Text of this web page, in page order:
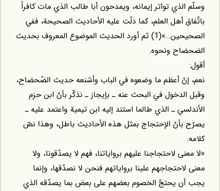
وسلّم الذي تواتر إيمانه، ويمدحون أبا طالب الذي مات كافراً
باتّفاق أهل العلم، كما دلّت عليه الأحاديث الصحيحة، ففي
الصحيحين…»(1) ثم أورد الحديث الموضوع المعروف بحديث
الضحضاح ونحوه.
أقول:
نعم، إنّ أعظم ما وضعوه في الباب وأشنعه حديث الضّحضاح،
وقبل الدخول في البحث عنه ـ بإيجاز ـ نذكّر بأنّ ابن حزم
الأندلسي ـ الذي طالما استند إليه ابن تيمية واعتمد عليه ـ
يصرّح بأنّ الإحتجاج بمثل هذه الأحاديث باطل، وهذا نصّ
كلامه:
«لا معنى لاحتجاجنا عليهم برواياتنا، فهم لا يصدّقونا، ولا
معنى لاحتجاجهم علينا برواياتهم فنحن لا نصدّقها، وإنما
يجب أن يحتجّ الخصوم بعضهم على بعض بما يصدّقه الذي